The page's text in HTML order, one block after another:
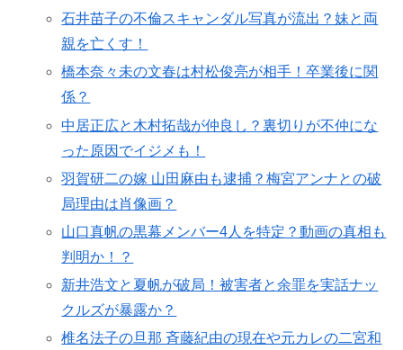
石井苗子の不倫スキャンダル写真が流出？妹と両
親を亡くす！
橋本奈々未の文春は村松俊亮が相手！卒業後に関
係？
中居正広と木村拓哉が仲良し？裏切りが不仲にな
った原因でイジメも！
羽賀研二の嫁 山田麻由も逮捕？梅宮アンナとの破
局理由は肖像画？
山口真帆の黒幕メンバー4人を特定？動画の真相も
判明か！？
新井浩文と夏帆が破局！被害者と余罪を実話ナッ
クルズが暴露か？
椎名法子の旦那 斉藤紀由の現在や元カレの二宮和